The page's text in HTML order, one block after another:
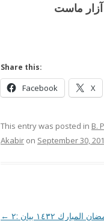
ماست
Share this:
Facebook X
This entry was posted in B.
Akabir on September 30,
Post
← المبارك ١٤٣٢ بیان :٢